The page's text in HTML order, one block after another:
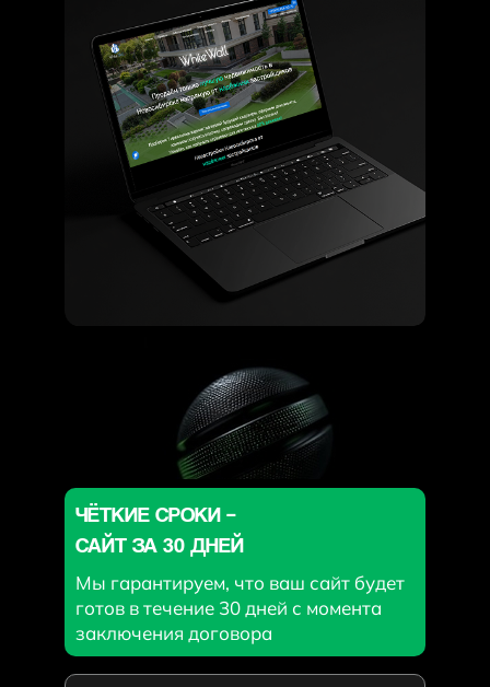
Делимся опытом и знаниями
Разрабатываем мобильные
приложения
ЗАПУСТИЛИ ФРАНШИЗУ
ОБУЧАЕМ РАЗРАБОТКЕ
СОЗДАЁМ СОБСТВЕННЫЕ
IT-ПРОДУКТЫ
Узнать больше
Узнать больше
Узнать больше
ПОЧЕМУ РАБОТАТЬ
С НАМИ ВЫГОДНО?
ЧЁТКИЕ СРОКИ –
САЙТ ЗА 30 ДНЕЙ
Мы гарантируем, что ваш сайт будет
готов в течение 30 дней с момента
заключения договора